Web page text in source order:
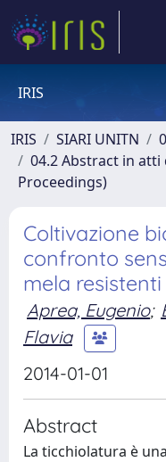
IRIS
IRIS SIARI UNITN
04.2 Abstract in
Proceedings)
Coltivazione
confronto
mela
Aprea, Eugenio;
Flavia
2014-01-01
Abstract
La ticchiolatura è